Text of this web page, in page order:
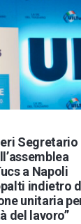
Segretario
a Napoli
indietro
unitaria
del lavoro”